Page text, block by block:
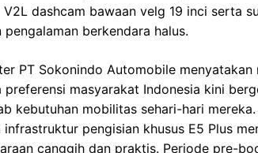
dashcam bawaan velg 19 inci serta
berkendara halus.
PT Sokonindo Automobile
masyarakat Indonesia kini
kebutuhan mobilitas sehari-hari
pengisian khusus E5 Plus
canggih dan praktis. Periode pre-